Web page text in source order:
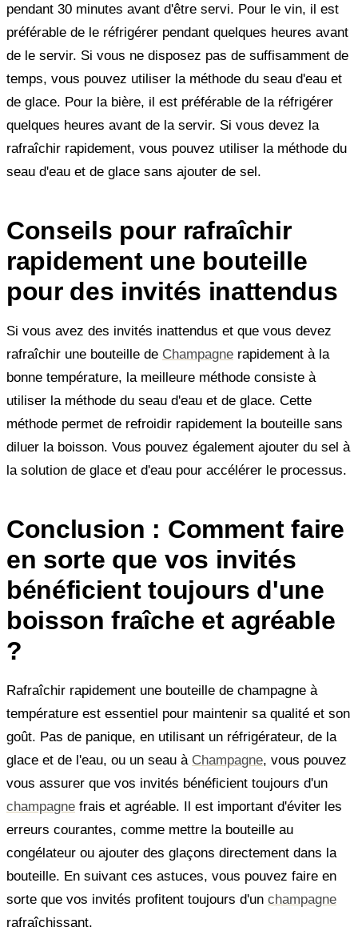
pendant 30 minutes avant d'être servi. Pour le vin, il est
préférable de le réfrigérer pendant quelques heures avant
de le servir. Si vous ne disposez pas de suffisamment de
temps, vous pouvez utiliser la méthode du seau d'eau et
de glace. Pour la bière, il est préférable de la réfrigérer
quelques heures avant de la servir. Si vous devez la
rafraîchir rapidement, vous pouvez utiliser la méthode du
seau d'eau et de glace sans ajouter de sel.
Conseils pour rafraîchir
rapidement une bouteille
pour des invités inattendus
Si vous avez des invités inattendus et que vous devez
rafraîchir une bouteille de Champagne rapidement à la
bonne température, la meilleure méthode consiste à
utiliser la méthode du seau d'eau et de glace. Cette
méthode permet de refroidir rapidement la bouteille sans
diluer la boisson. Vous pouvez également ajouter du sel à
la solution de glace et d'eau pour accélérer le processus.
Conclusion : Comment faire
en sorte que vos invités
bénéficient toujours d'une
boisson fraîche et agréable
?
Rafraîchir rapidement une bouteille de champagne à
température est essentiel pour maintenir sa qualité et son
goût. Pas de panique, en utilisant un réfrigérateur, de la
glace et de l'eau, ou un seau à Champagne, vous pouvez
vous assurer que vos invités bénéficient toujours d'un
champagne frais et agréable. Il est important d'éviter les
erreurs courantes, comme mettre la bouteille au
congélateur ou ajouter des glaçons directement dans la
bouteille. En suivant ces astuces, vous pouvez faire en
sorte que vos invités profitent toujours d'un champagne
rafraîchissant.